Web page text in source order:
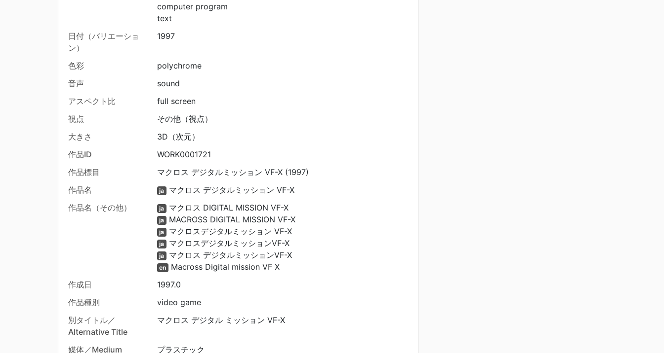
computer program
text
日付（バリエーショ
ン）
1997
色彩
polychrome
音声
sound
アスペクト比
full screen
視点
その他（視点）
大きさ
3D（次元）
作品ID
WORK0001721
作品標目
マクロス デジタルミッション VF-X (1997)
作品名
ja
マクロス デジタルミッション VF-X
作品名（その他）
ja マクロス DIGITAL MISSION VF-X
ja MACROSS DIGITAL MISSION VF-X
ja マクロスデジタルミッション VF-X
ja マクロスデジタルミッションVF-X
ja マクロス デジタルミッションVF-X
en
Macross Digital mission VF X
作成日
1997.0
作品種別
video game
別タイトル／
Alternative Title
マクロス デジタル ミッション VF-X
媒体／Medium
プラスチック